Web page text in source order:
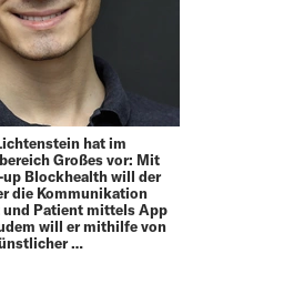
hat im
Großes vor: Mit
Blockhealth will der
die Kommunikation
und Patient mittels App
will er mithilfe von
…